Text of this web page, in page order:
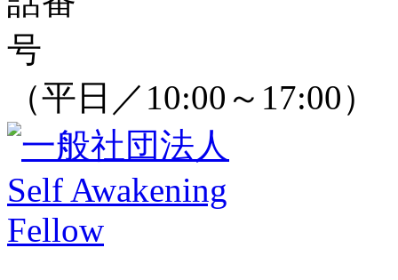
（平日／10:00～17:00）